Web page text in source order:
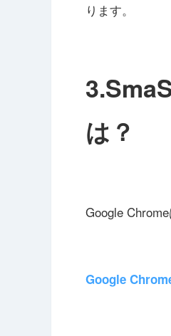
ります。
3.
は？
Google
Google